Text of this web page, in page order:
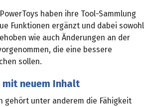
haben ihre Tool-Sammlung
Funktionen ergänzt und dabei sowohl
wie auch Änderungen an der
die eine bessere
sollen.
neuem Inhalt
gehört unter anderem die Fähigkeit